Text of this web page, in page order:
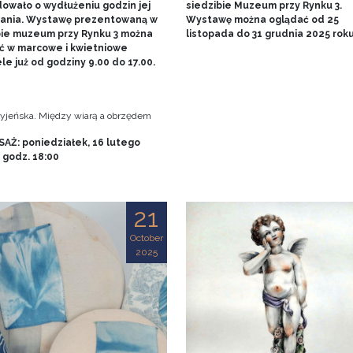
o wydłużeniu godzin jej
Wystawę prezentowaną w
muzeum przy Rynku 3 można
w marcowe i kwietniowe
już od godziny 9.00 do 17.00.
Między wiarą a obrzędem
poniedziałek, 16 lutego
godz. 18:00
siedzibie Muzeum przy Rynku 3.
Wystawę można oglądać od 25
listopada do 31 grudnia 2025
21
October
2025